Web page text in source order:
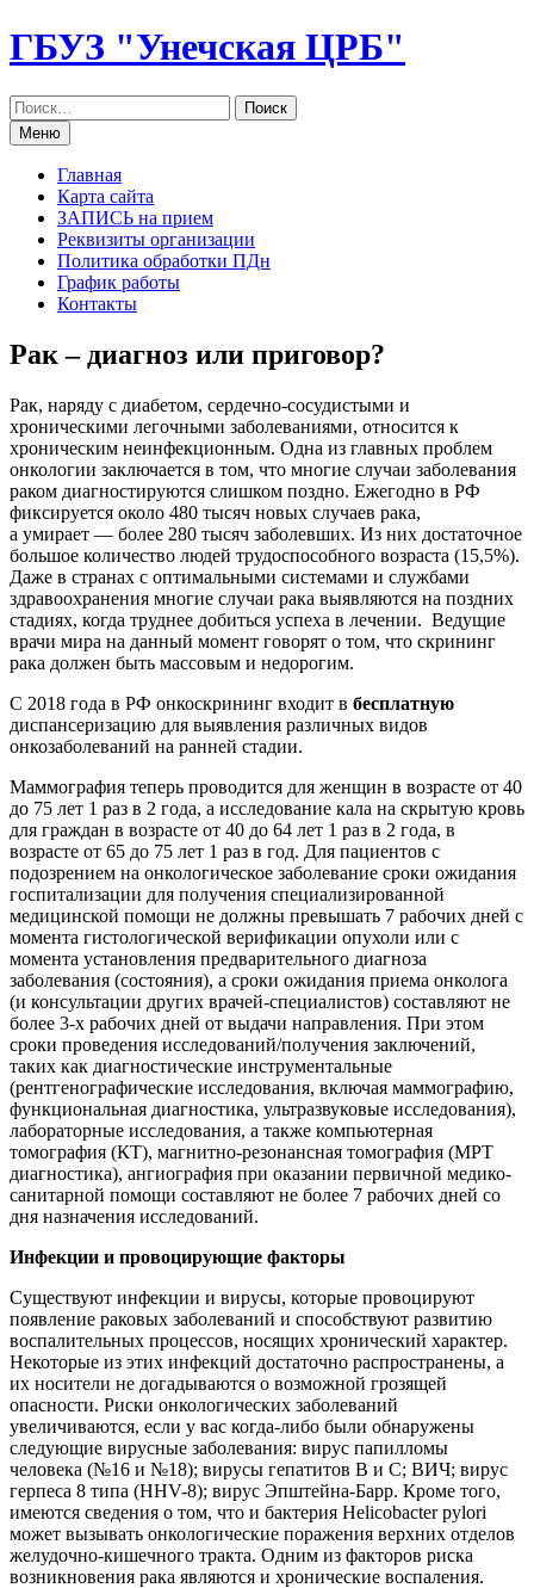
Перейти
к
ГБУЗ "Унечская ЦРБ"
Меню
Главная
Карта сайта
ЗАПИСЬ на прием
Реквизиты организации
Политика обработки ПДн
График работы
Контакты
Рак – диагноз или приговор?
Рак, наряду с диабетом, сердечно-сосудистыми и
хроническими легочными заболеваниями, относится к
хроническим неинфекционным. Одна из главных проблем
онкологии заключается в том, что многие случаи заболевания
раком диагностируются слишком поздно. Ежегодно в РФ
фиксируется около 480 тысяч новых случаев рака,
а умирает — более 280 тысяч заболевших. Из них достаточное
большое количество людей трудоспособного возраста (15,5%).
Даже в странах с оптимальными системами и службами
здравоохранения многие случаи рака выявляются на поздних
стадиях, когда труднее добиться успеха в лечении. Ведущие
врачи мира на данный момент говорят о том, что скрининг
рака должен быть массовым и недорогим.
С 2018 года в РФ онкоскрининг входит в бесплатную
диспансеризацию для выявления различных видов
онкозаболеваний на ранней стадии.
Маммография теперь проводится для женщин в возрасте от 40
до 75 лет 1 раз в 2 года, а исследование кала на скрытую кровь
для граждан в возрасте от 40 до 64 лет 1 раз в 2 года, в
возрасте от 65 до 75 лет 1 раз в год. Для пациентов с
подозрением на онкологическое заболевание сроки ожидания
госпитализации для получения специализированной
медицинской помощи не должны превышать 7 рабочих дней с
момента гистологической верификации опухоли или с
момента установления предварительного диагноза
заболевания (состояния), а сроки ожидания приема онколога
(и консультации других врачей-специалистов) составляют не
более 3-х рабочих дней от выдачи направления. При этом
сроки проведения исследований/получения заключений,
таких как диагностические инструментальные
(рентгенографические исследования, включая маммографию,
функциональная диагностика, ультразвуковые исследования),
лабораторные исследования, а также компьютерная
томография (КТ), магнитно-резонансная томография (МРТ
диагностика), ангиография при оказании первичной медико-
санитарной помощи составляют не более 7 рабочих дней со
дня назначения исследований.
Инфекции и провоцирующие факторы
Существуют инфекции и вирусы, которые провоцируют
появление раковых заболеваний и способствуют развитию
воспалительных процессов, носящих хронический характер.
Некоторые из этих инфекций достаточно распространены, а
их носители не догадываются о возможной грозящей
опасности. Риски онкологических заболеваний
увеличиваются, если у вас когда-либо были обнаружены
следующие вирусные заболевания: вирус папилломы
человека (№16 и №18); вирусы гепатитов В и С; ВИЧ; вирус
герпеса 8 типа (HHV-8); вирус Эпштейна-Барр. Кроме того,
имеются сведения о том, что и бактерия Helicobacter pylori
может вызывать онкологические поражения верхних отделов
желудочно-кишечного тракта. Одним из факторов риска
возникновения рака являются и хронические воспаления.